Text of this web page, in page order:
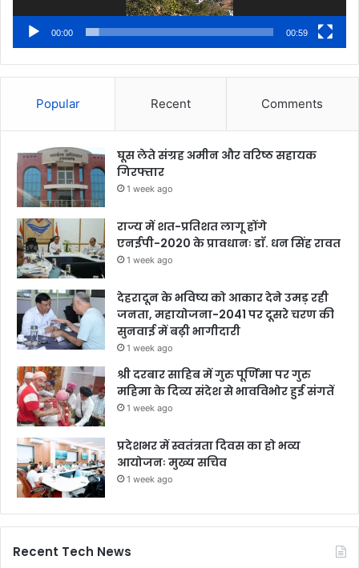
00:00 00:59
Popular Recent Comments
घूस लेते संग्रह अमीन और वरिष्ठ सहायक
गिरफ्तार
1 week ago
राज्य में शत-प्रतिशत लागू होंगे
एनईपी-2020 के प्रावधानः डाॅ. धन सिंह रावत
1 week ago
देहरादून के भविष्य को आकार देने उमड़ रही
जनता, महायोजना-2041 पर दूसरे चरण की
सुनवाई में बढ़ी भागीदारी
1 week ago
श्री दरबार साहिब में गुरु पूर्णिमा पर गुरु
महिमा के दिव्य संदेश से भावविभोर हुई संगतें
1 week ago
प्रदेशभर में स्वतंत्रता दिवस का हो भव्य
आयोजनः मुख्य सचिव
1 week ago
Recent Tech News